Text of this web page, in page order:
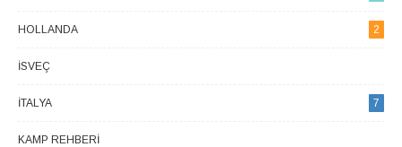
HOLLANDA 2
İSVEÇ
İTALYA 7
KAMP REHBERI